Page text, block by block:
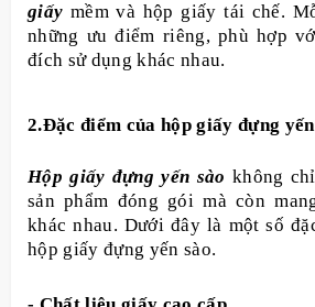
giấy mềm và hộp giấy tái chế.
những ưu điểm riêng, phù hợp
đích sử dụng khác nhau.
2.Đặc điểm của hộp giấy đựng
Hộp giấy đựng yến sào không
sản phẩm đóng gói mà còn
khác nhau. Dưới đây là một số
hộp giấy đựng yến sào.